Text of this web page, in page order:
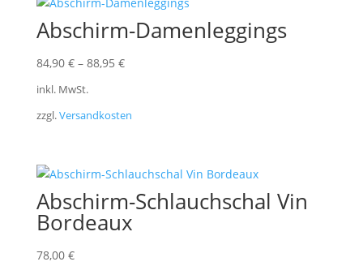
Abschirm-Damenleggings
84,90 €– 88,95 €
inkl. MwSt.
zzgl.Versandkosten
Abschirm-Schlauchschal Vin
Bordeaux
78,00 €